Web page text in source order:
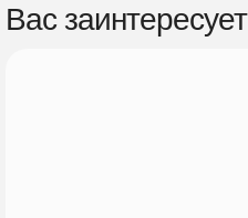
Вас заинтересует